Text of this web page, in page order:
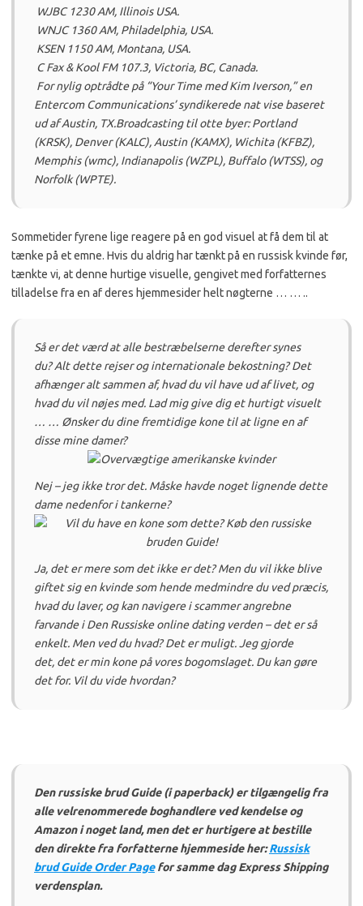
WJBC 1230 AM, Illinois USA.
WNJC 1360 AM, Philadelphia, USA.
KSEN 1150 AM, Montana, USA.
C Fax & Kool FM 107.3, Victoria, BC, Canada.
For nylig optrådte på “Your Time med Kim Iverson,” en
Entercom Communications’ syndikerede nat vise baseret
ud af Austin, TX.Broadcasting til otte byer: Portland
(KRSK), Denver (KALC), Austin (KAMX), Wichita (KFBZ),
Memphis (wmc), Indianapolis (WZPL), Buffalo (WTSS), og
Norfolk (WPTE).
Sommetider fyrene lige reagere på en god visuel at få dem til at
tænke på et emne. Hvis du aldrig har tænkt på en russisk kvinde før,
tænkte vi, at denne hurtige visuelle, gengivet med forfatternes
tilladelse fra en af deres hjemmesider helt nøgterne … … ..
Så er det værd at alle bestræbelserne derefter synes
du? Alt dette rejser og internationale bekostning? Det
afhænger alt sammen af, hvad du vil have ud af livet, og
hvad du vil nøjes med. Lad mig give dig et hurtigt visuelt
… … Ønsker du dine fremtidige kone til at ligne en af
disse mine damer?
Nej – jeg ikke tror det. Måske havde noget lignende dette
dame nedenfor i tankerne?
Ja, det ermere som det ikke er det? Men du vil ikke blive
giftet sig en kvinde som hende medmindre du ved præcis,
hvad du laver, og kan navigere i scammer angrebne
farvande i Den Russiske online dating verden – deterså
enkelt. Men ved du hvad? Det er muligt. Jeg gjorde
det, det ermin kone på vores bogomslaget. Du kan gøre
det for. Vil du vide hvordan?
Den russiske brud Guide (i paperback) er tilgængelig fra
alle velrenommerede boghandlere ved kendelse og
Amazon i noget land, men det er hurtigere at bestille
den direkte fra forfatterne hjemmeside her:Russisk
brud Guide Order Pagefor samme dag Express Shipping
verdensplan.